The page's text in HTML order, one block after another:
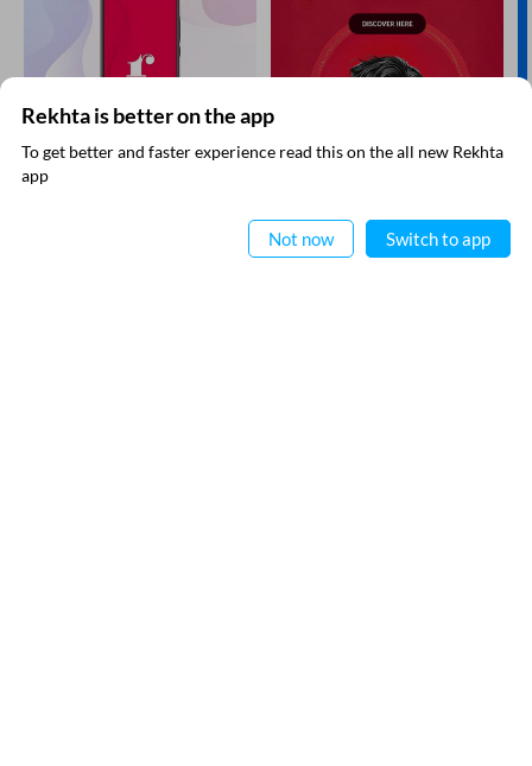
Rekhta is better on the app
To get better and faster experience read this on the all new Rekhta
app
Not now Switch to app